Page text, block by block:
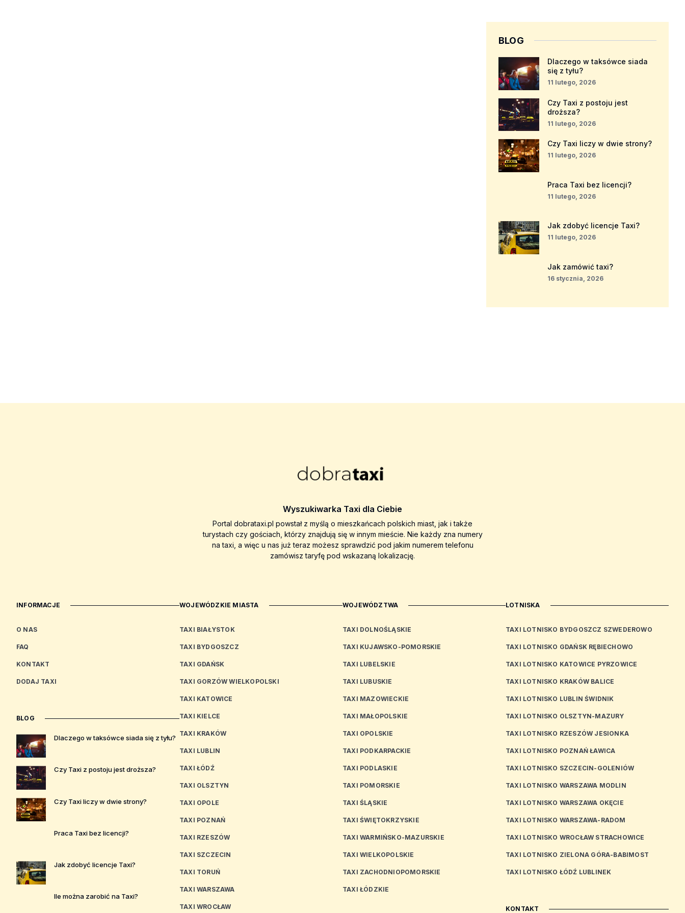
BLOG
Dlaczego w taksówce siada
się z tyłu?
11 lutego, 2026
Czy Taxi z postoju jest
droższa?
11 lutego, 2026
Czy Taxi liczy w dwie strony?
11 lutego, 2026
Praca Taxi bez licencji?
11 lutego, 2026
Jak zdobyć licencje Taxi?
11 lutego, 2026
Jak zamówić taxi?
16 stycznia, 2026
Wyszukiwarka Taxi dla Ciebie
Portal dobrataxi.pl powstał z myślą o mieszkańcach polskich miast, jak i także
turystach czy gościach, którzy znajdują się w innym mieście. Nie każdy zna numery
na taxi, a więc u nas już teraz możesz sprawdzić pod jakim numerem telefonu
zamówisz taryfę pod wskazaną lokalizację.
INFORMACJE
O NAS
FAQ
KONTAKT
DODAJ TAXI
BLOG
Dlaczego w taksówce siada się z tyłu?
Czy Taxi z postoju jest droższa?
Czy Taxi liczy w dwie strony?
Praca Taxi bez licencji?
Jak zdobyć licencje Taxi?
Ile można zarobić na Taxi?
WOJEWÓDZKIE MIASTA
TAXI BIAŁYSTOK
TAXI BYDGOSZCZ
TAXI GDAŃSK
TAXI GORZÓW WIELKOPOLSKI
TAXI KATOWICE
TAXI KIELCE
TAXI KRAKÓW
TAXI LUBLIN
TAXI ŁÓDŹ
TAXI OLSZTYN
TAXI OPOLE
TAXI POZNAŃ
TAXI RZESZÓW
TAXI SZCZECIN
TAXI TORUŃ
TAXI WARSZAWA
TAXI WROCŁAW
WOJEWÓDZTWA
TAXI DOLNOŚLĄSKIE
TAXI KUJAWSKO-POMORSKIE
TAXI LUBELSKIE
TAXI LUBUSKIE
TAXI MAZOWIECKIE
TAXI MAŁOPOLSKIE
TAXI OPOLSKIE
TAXI PODKARPACKIE
TAXI PODLASKIE
TAXI POMORSKIE
TAXI ŚLĄSKIE
TAXI ŚWIĘTOKRZYSKIE
TAXI WARMIŃSKO-MAZURSKIE
TAXI WIELKOPOLSKIE
TAXI ZACHODNIOPOMORSKIE
TAXI ŁÓDZKIE
LOTNISKA
TAXI LOTNISKO BYDGOSZCZ SZWEDEROWO
TAXI LOTNISKO GDAŃSK RĘBIECHOWO
TAXI LOTNISKO KATOWICE PYRZOWICE
TAXI LOTNISKO KRAKÓW BALICE
TAXI LOTNISKO LUBLIN ŚWIDNIK
TAXI LOTNISKO OLSZTYN-MAZURY
TAXI LOTNISKO RZESZÓW JESIONKA
TAXI LOTNISKO POZNAŃ ŁAWICA
TAXI LOTNISKO SZCZECIN-GOLENIÓW
TAXI LOTNISKO WARSZAWA MODLIN
TAXI LOTNISKO WARSZAWA OKĘCIE
TAXI LOTNISKO WARSZAWA-RADOM
TAXI LOTNISKO WROCŁAW STRACHOWICE
TAXI LOTNISKO ZIELONA GÓRA-BABIMOST
TAXI LOTNISKO ŁÓDŹ LUBLINEK
KONTAKT